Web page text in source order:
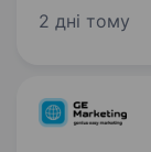
ідеальне
2 дні тому